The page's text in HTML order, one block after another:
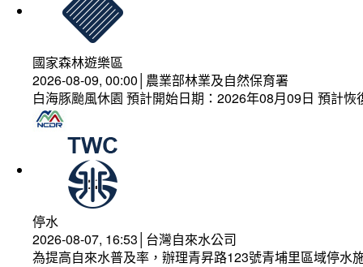
國家森林遊樂區
2026-08-09, 00:00│農業部林業及自然保育署
白海豚颱風休園 預計開始日期：2026年08月09日 預計
停水
2026-08-07, 16:53│台灣自來水公司
為提高自來水普及率，辦理青昇路123號青埔里區域停水